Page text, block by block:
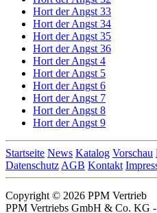
Hort der Angst 33
Hort der Angst 34
Hort der Angst 35
Hort der Angst 36
Hort der Angst 4
Hort der Angst 5
Hort der Angst 6
Hort der Angst 7
Hort der Angst 8
Hort der Angst 9
Startseite News Katalog Vorschau
Datenschutz AGB Kontakt
Copyright © 2026 PPM Vertrieb
PPM Vertriebs GmbH & Co. KG